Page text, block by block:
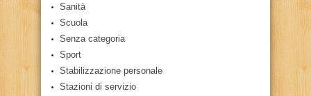
Sanità
Scuola
Senza categoria
Sport
Stabilizzazione personale
Stazioni di servizio